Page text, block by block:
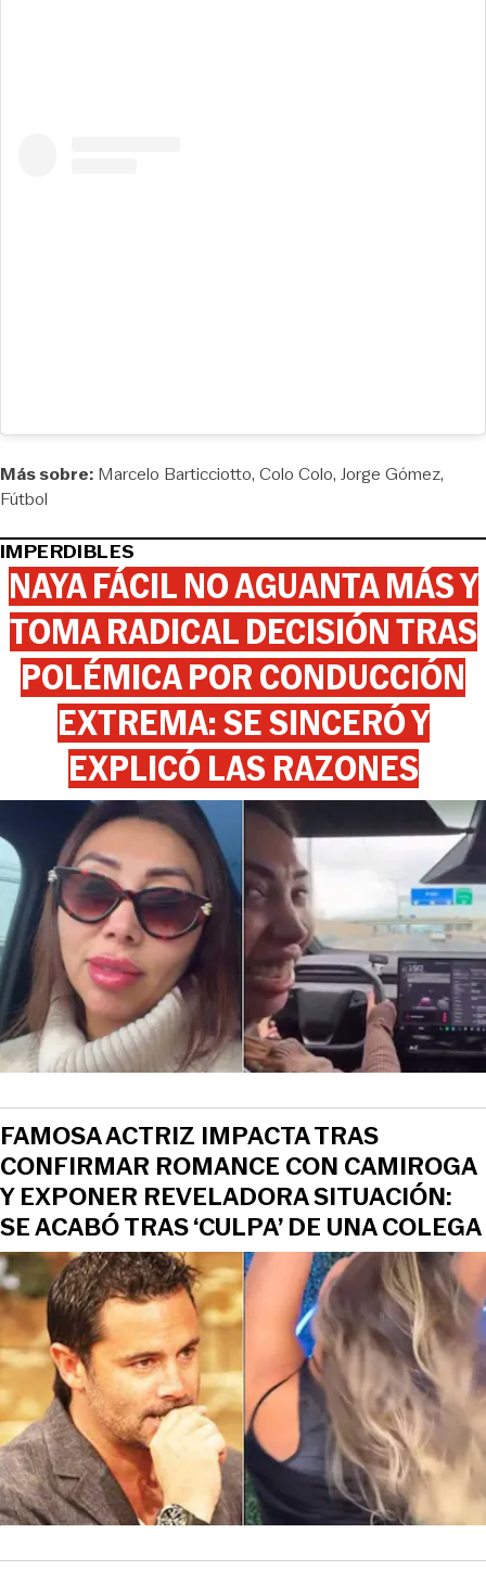
View this post on Instagram
Más sobre: Marcelo Barticciotto Colo Colo Jorge Gómez
Fútbol
IMPERDIBLES
NAYA FÁCIL NO AGUANTA MÁS Y
TOMA RADICAL DECISIÓN TRAS
POLÉMICA POR CONDUCCIÓN
EXTREMA: SE SINCERÓ Y
EXPLICÓ LAS RAZONES
FAMOSA ACTRIZ IMPACTA TRAS
CONFIRMAR ROMANCE CON CAMIROGA
Y EXPONER REVELADORA SITUACIÓN:
SE ACABÓ TRAS ‘CULPA’ DE UNA COLEGA